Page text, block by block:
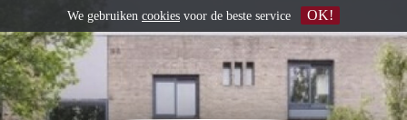
We gebruiken cookies voor de beste service OK!